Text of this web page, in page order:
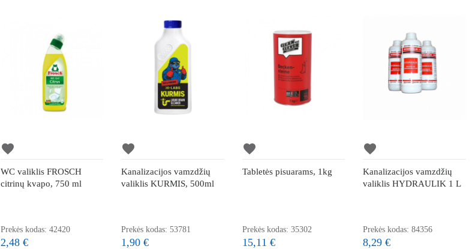
favorite
WC valiklis FROSCH
citrinų kvapo, 750 ml
Prekės kodas: 42420
2,48 €
favorite
Kanalizacijos vamzdžių
valiklis KURMIS, 500ml
Prekės kodas: 53781
1,90 €
favorite
Tabletės pisuarams, 1kg
Prekės kodas: 35302
15,11 €
favorite
Kanalizacijos vamzdžių
valiklis HYDRAULIK 1 L
Prekės kodas: 84356
8,29 €